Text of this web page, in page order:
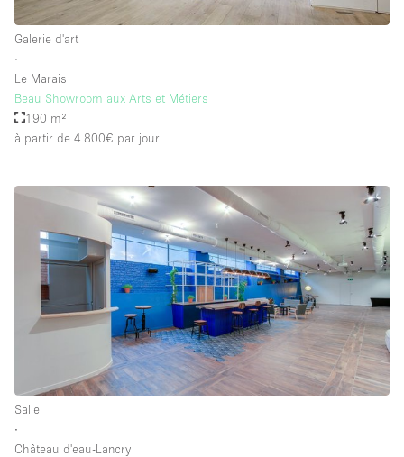
Galerie d'art
∙
Le Marais
Beau Showroom aux Arts et Métiers
190 m²
à partir de 4.800€ par jour
Salle
∙
Château d'eau-Lancry